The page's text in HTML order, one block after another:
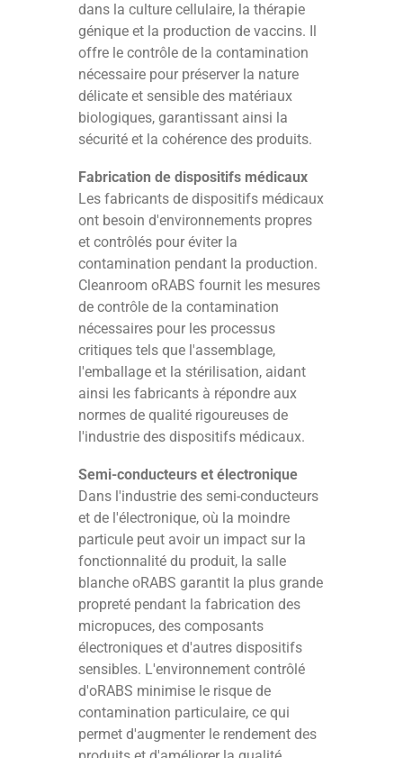
dans la culture cellulaire, la thérapie
génique et la production de vaccins. Il
offre le contrôle de la contamination
nécessaire pour préserver la nature
délicate et sensible des matériaux
biologiques, garantissant ainsi la
sécurité et la cohérence des produits.
Fabrication de dispositifs médicaux
Les fabricants de dispositifs médicaux
ont besoin d'environnements propres
et contrôlés pour éviter la
contamination pendant la production.
Cleanroom oRABS fournit les mesures
de contrôle de la contamination
nécessaires pour les processus
critiques tels que l'assemblage,
l'emballage et la stérilisation, aidant
ainsi les fabricants à répondre aux
normes de qualité rigoureuses de
l'industrie des dispositifs médicaux.
Semi-conducteurs et électronique
Dans l'industrie des semi-conducteurs
et de l'électronique, où la moindre
particule peut avoir un impact sur la
fonctionnalité du produit, la salle
blanche oRABS garantit la plus grande
propreté pendant la fabrication des
micropuces, des composants
électroniques et d'autres dispositifs
sensibles. L'environnement contrôlé
d'oRABS minimise le risque de
contamination particulaire, ce qui
permet d'augmenter le rendement des